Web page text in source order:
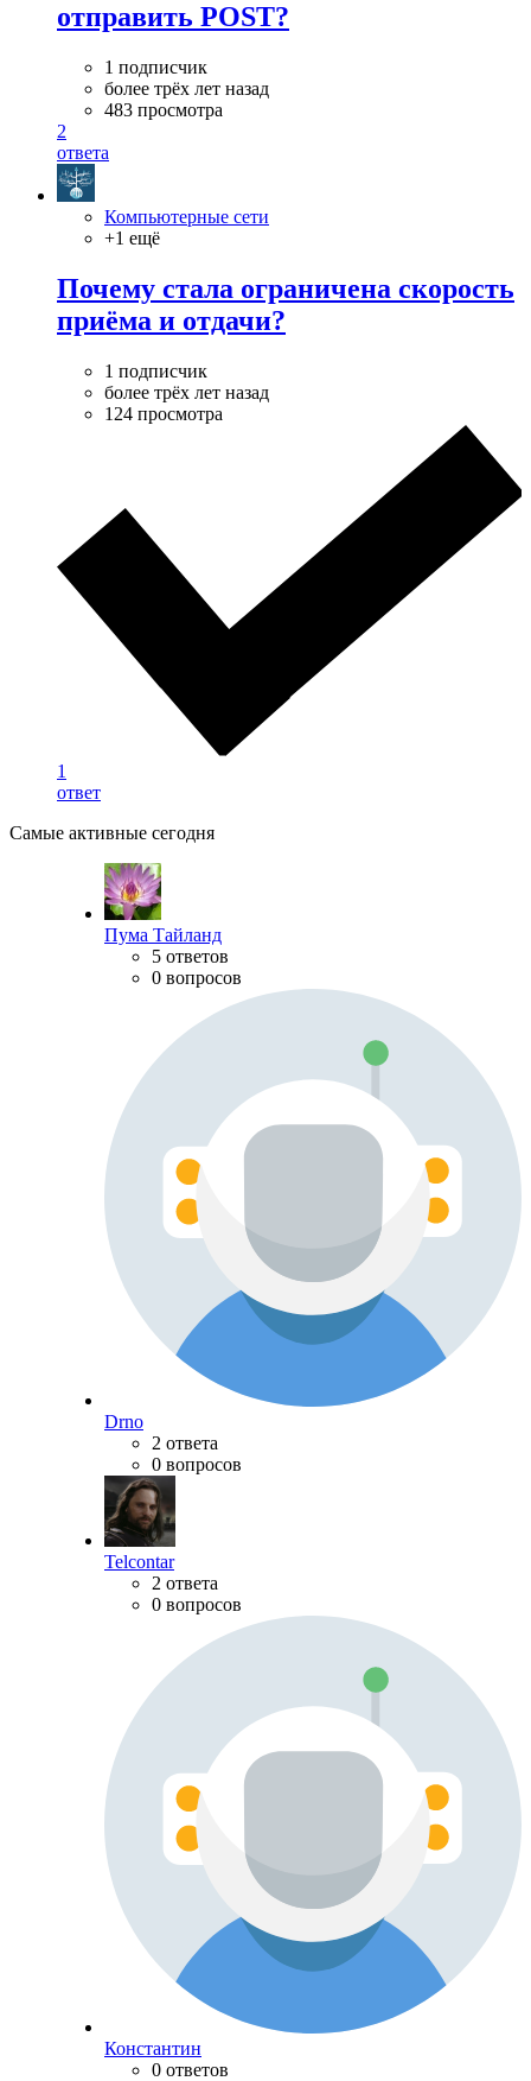
отправить POST?
1 подписчик
более трёх лет назад
483 просмотра
2
ответа
Компьютерные сети
+1 ещё
Почему стала ограничена скорость
приёма и отдачи?
1 подписчик
более трёх лет назад
124 просмотра
1
ответ
Самые активные сегодня
Пума Тайланд
5 ответов
0 вопросов
Drno
2 ответа
0 вопросов
Telcontar
2 ответа
0 вопросов
Константин
0 ответов